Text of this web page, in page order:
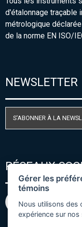
d'étalonnage traçable
métrologique
de la norme EN ISO/
NEWSLETTER
S'ABONNER À LA
RÉSEAUX
Gérer les
témoins
Nous utilisons des
expérience sur